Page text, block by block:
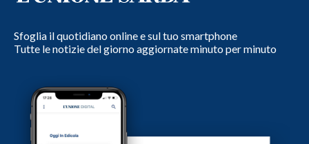
Sfoglia il quotidiano online e sul tuo smartphone
Tutte le notizie del giorno aggiornate minuto per minuto